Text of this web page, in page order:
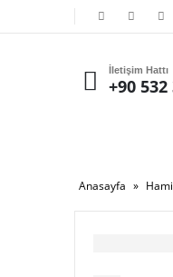
İletişim Hattı
+90 532
Anasayfa »